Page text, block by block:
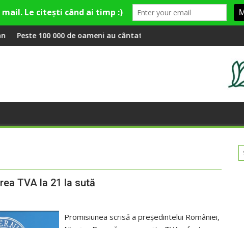
și Theo Rose și comercianți români parteneri, în premieră la
oameni au cântat, la Untold, împreună cu StingRIVUS transformă fosta
TVA la 21 la sută
Promisiunea scrisă a președintelui României,